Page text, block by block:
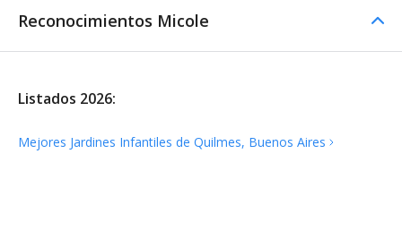
Reconocimientos Micole
Listados 2026:
Mejores Jardines Infantiles de Quilmes, Buenos Aires